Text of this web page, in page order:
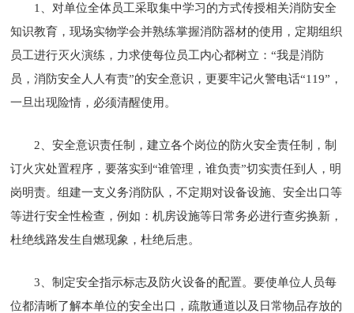
1、对单位全体员工采取集中学习的方式传授相关消防安全
知识教育，现场实物学会并熟练掌握消防器材的使用，定期组织
员工进行灭火演练，力求使每位员工内心都树立：“我是消防
员，消防安全人人有责”的安全意识，更要牢记火警电话“119”，
一旦出现险情，必须清醒使用。
2、安全意识责任制，建立各个岗位的防火安全责任制，制
订火灾处置程序，要落实到“谁管理，谁负责”切实责任到人，明
岗明责。组建一支义务消防队，不定期对设备设施、安全出口等
等进行安全性检查，例如：机房设施等日常务必进行查劣换新，
杜绝线路发生自燃现象，杜绝后患。
3、制定安全指示标志及防火设备的配置。要使单位人员每
位都清晰了解本单位的安全出口，疏散通道以及日常物品存放的